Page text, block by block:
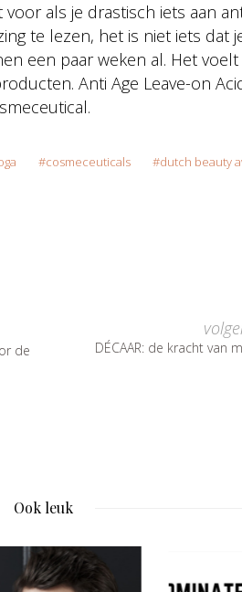
als je drastisch iets aan
te lezen, het is niet iets dat
een paar weken al. Het
Anti Age Leave-on
cosmeceuticals dutch beauty
de
DÉCAAR: de kracht van
Ook leuk